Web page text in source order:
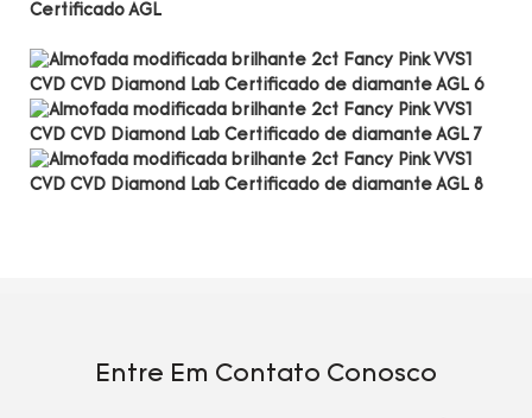
Certificado AGL
Entre Em Contato Conosco